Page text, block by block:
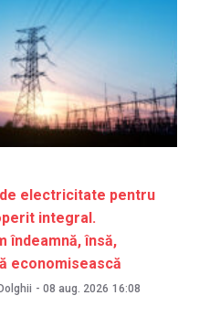
electricitate pentru
integral.
îndeamnă, însă,
economisească
- 08 aug. 2026 16:08